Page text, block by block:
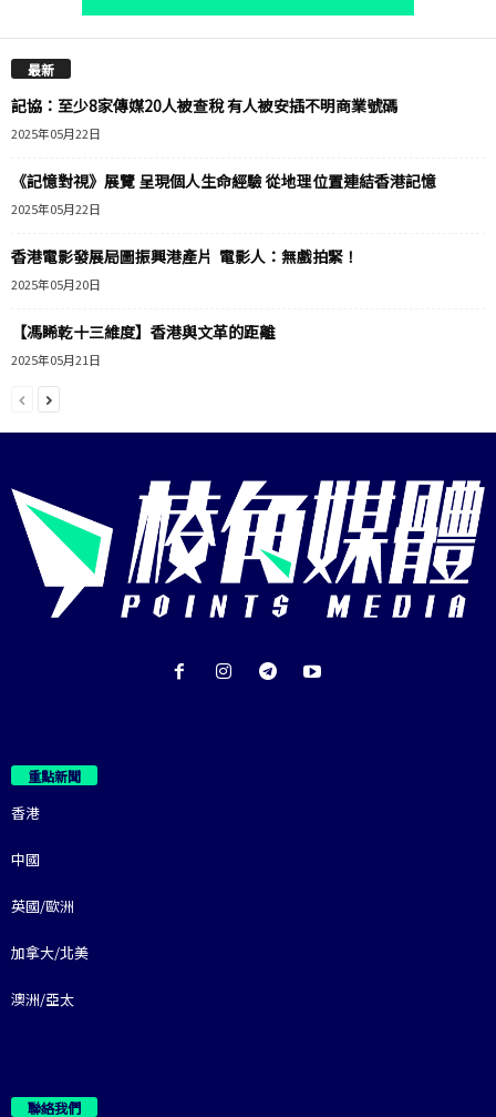
最新
記協：至少8家傳媒20人被查稅 有人被安插不明商業號碼
2025年05月22日
《記憶對視》展覽 呈現個人生命經驗 從地理位置連結香港記憶
2025年05月22日
香港電影發展局圖振興港產片 電影人：無戲拍緊！
2025年05月20日
【馮睎乾十三維度】香港與文革的距離
2025年05月21日
重點新聞
香港
中國
英國/歐洲
加拿大/北美
澳洲/亞太
聯絡我們